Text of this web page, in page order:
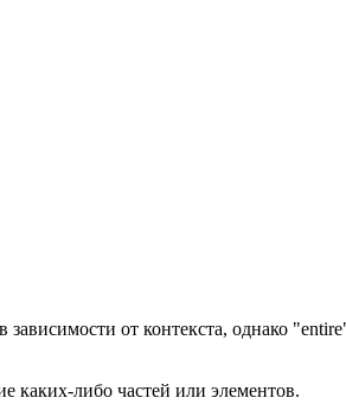
от контекста, однако
каких-либо частей или элементов.